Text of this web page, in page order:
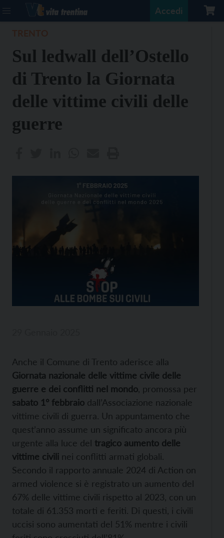
Accedi
Sul ledwall dell’Ostello
di Trento la Giornata
delle vittime civili delle
guerre
Anche il Comune di Trento aderisce alla
Giornata nazionale delle vittime civile delle
guerre e dei conflitti nel mondo , promossa per
sabato 1° febbraio dall’Associazione nazionale
vittime civili di guerra. Un appuntamento che
quest’anno assume un significato ancora più
urgente alla luce del tragico aumento delle
vittime civili nei conflitti armati globali.
Secondo il rapporto annuale 2024 di Action on
armed violence si è registrato un aumento del
67% delle vittime civili rispetto al 2023, con un
totale di 61.353 morti e feriti. Di questi, i civili
uccisi sono aumentati del 51% mentre i civili